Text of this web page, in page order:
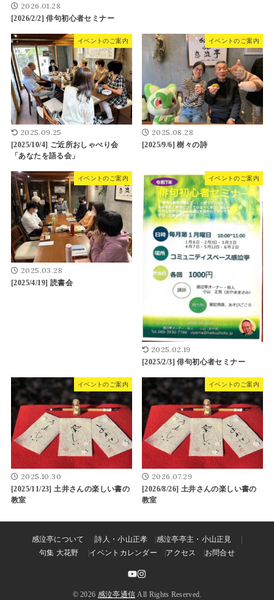
2026.01.28
[2026/2/2] 俳句初心者セミナー
イベントのご案内
2025.09.25
[2025/10/4] ご近所おしゃべり会
「あなたを語る会」
イベントのご案内
2025.08.28
[2025/9/6] 樹々の詩
イベントのご案内
2025.03.28
[2025/4/19] 読書会
イベントのご案内
2025.02.19
[2025/2/3] 俳句初心者セミナー
イベントのご案内
2025.10.30
[2025/11/23] 土井さんの楽しい書の
教室
イベントのご案内
2026.07.29
[2026/8/26] 土井さんの楽しい書の
教室
感泣亭について 詩人・小山正孝
感泣亭亭主・小山正見
句集 大花野
イベントカレンダー アクセス お問合せ
© 2026 感泣亭通信 All Rights Reserved.